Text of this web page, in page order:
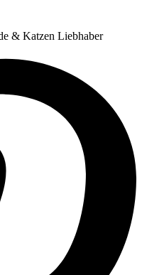
& Katzen Liebhaber